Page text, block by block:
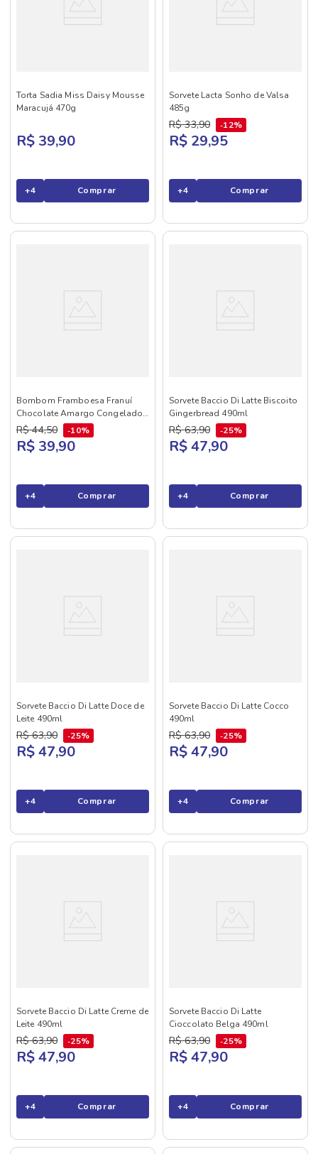
Torta Sadia Miss Daisy Mousse
Maracujá 470g
R$ 39,90
+4 Comprar
Sorvete Lacta Sonho de Valsa
485g
R$ 33,90 12%
R$ 29,95
+4 Comprar
Bombom Framboesa Franuí
Chocolate Amargo Congelado
150g
R$ 44,50 10%
R$ 39,90
+4 Comprar
Sorvete Baccio Di Latte Biscoito
Gingerbread 490ml
R$ 63,90 25%
R$ 47,90
+4 Comprar
Sorvete Baccio Di Latte Doce de
Leite 490ml
R$ 63,90 25%
R$ 47,90
+4 Comprar
Sorvete Baccio Di Latte Cocco
490ml
R$ 63,90 25%
R$ 47,90
+4 Comprar
Sorvete Baccio Di Latte Creme de
Leite 490ml
R$ 63,90 25%
R$ 47,90
+4 Comprar
Sorvete Baccio Di Latte
Cioccolato Belga 490ml
R$ 63,90 25%
R$ 47,90
+4 Comprar